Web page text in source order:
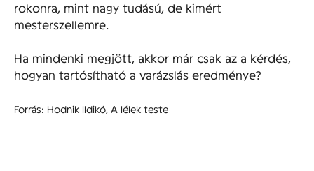
rokonra, mint nagy tudású, de kimért
mesterszellemre.
Ha mindenki megjött, akkor már csak az a kérdés,
hogyan tartósítható a varázslás eredménye?
Forrás: Hodnik lldikó, A lélek teste